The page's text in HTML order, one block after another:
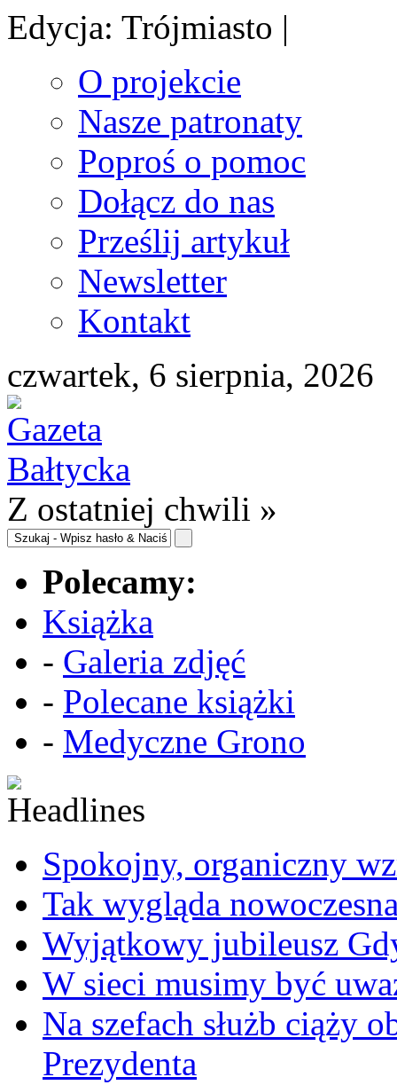
Edycja: Trójmiasto |
O projekcie
Nasze patronaty
Poproś o pomoc
Dołącz do nas
Prześlij artykuł
Newsletter
Kontakt
czwartek, 6 sierpnia, 2026
Z ostatniej chwili »
Polecamy:
Książka
- Galeria zdjęć
- Polecane książki
- Medyczne Grono
Spokojny, organiczny
Tak wygląda
Wyjątkowy jubileusz
W sieci musimy być
Na szefach służb ciąży
Prezydenta